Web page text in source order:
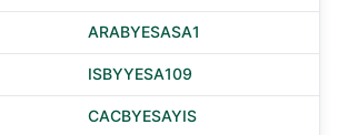
ARABYESASA1
ISBYYESA109
CACBYESAYIS